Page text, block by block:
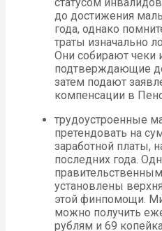
до достижения
года, однако
траты изначально
Они собирают чеки
подтверждающие
затем подают
компенсации в
трудоустроенные
претендовать на
заработной платы,
последних года.
установлены
этой финпомощи.
можно получить
рублям и 69